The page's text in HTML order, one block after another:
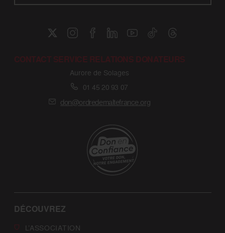
CONTACT SERVICE RELATIONS DONATEURS
Aurore de Solages
01 45 20 93 07
don@ordredemaltefrance.org
DÉCOUVREZ
L’ASSOCIATION